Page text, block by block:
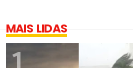
MAIS LIDAS